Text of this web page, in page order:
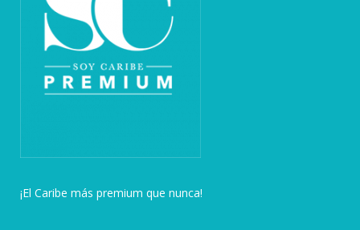
¡El Caribe más premium que nunca!